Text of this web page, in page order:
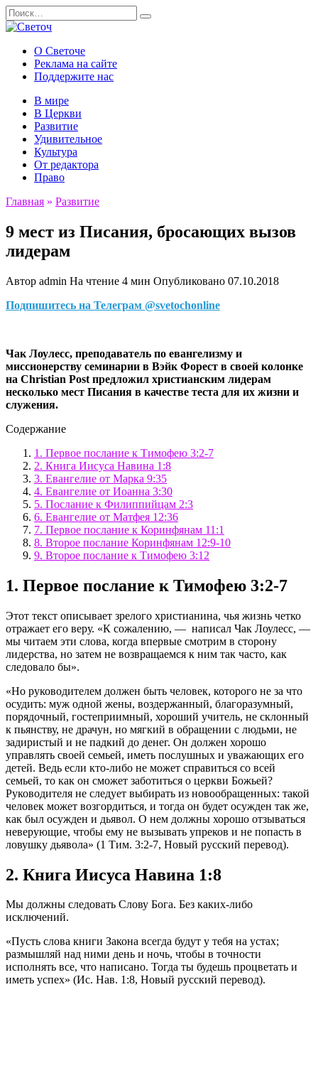
Перейти
к
Search
for:
О Светоче
Реклама на сайте
Поддержите нас
В мире
В Церкви
Развитие
Удивительное
Культура
От редактора
Право
Главная » Развитие
9 мест из Писания, бросающих вызов
лидерам
Автор admin На чтение 4 мин Опубликовано 07.10.2018
Подпишитесь на Телеграм @svetochonline
Чак Лоулесс, преподаватель по евангелизму и
миссионерству семинарии в Вэйк Форест в своей колонке
на Christian Post предложил христианским лидерам
несколько мест Писания в качестве теста для их жизни и
служения.
Содержание
1. Первое послание к Тимофею 3:2-7
2. Книга Иисуса Навина 1:8
3. Евангелие от Марка 9:35
4. Евангелие от Иоанна 3:30
5. Послание к Филиппийцам 2:3
6. Евангелие от Матфея 12:36
7. Первое послание к Коринфянам 11:1
8. Второе послание Коринфянам 12:9-10
9. Второе послание к Тимофею 3:12
1. Первое послание к Тимофею 3:2-7
Этот текст описывает зрелого христианина, чья жизнь четко
отражает его веру. «К сожалению, — написал Чак Лоулесс, —
мы читаем эти слова, когда впервые смотрим в сторону
лидерства, но затем не возвращаемся к ним так часто, как
следовало бы».
«Но руководителем должен быть человек, которого не за что
осудить: муж одной жены, воздержанный, благоразумный,
порядочный, гостеприимный, хороший учитель, не склонный
к пьянству, не драчун, но мягкий в обращении с людьми, не
задиристый и не падкий до денег. Он должен хорошо
управлять своей семьей, иметь послушных и уважающих его
детей. Ведь если кто-либо не может справиться со всей
семьей, то как он сможет заботиться о церкви Божьей?
Руководителя не следует выбирать из новообращенных: такой
человек может возгордиться, и тогда он будет осужден так же,
как был осужден и дьявол. О нем должны хорошо отзываться
неверующие, чтобы ему не вызывать упреков и не попасть в
ловушку дьявола» (1 Тим. 3:2-7, Новый русский перевод).
2. Книга Иисуса Навина 1:8
Мы должны следовать Слову Бога. Без каких-либо
исключений.
«Пусть слова книги Закона всегда будут у тебя на устах;
размышляй над ними день и ночь, чтобы в точности
исполнять все, что написано. Тогда ты будешь процветать и
иметь успех» (Ис. Нав. 1:8, Новый русский перевод).